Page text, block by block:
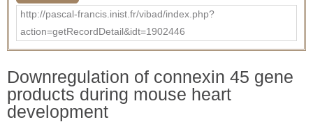
http://pascal-francis.inist.fr/vibad/index.php?
action=getRecordDetail&idt=1902446
Downregulation of connexin 45 gene
products during mouse heart
development